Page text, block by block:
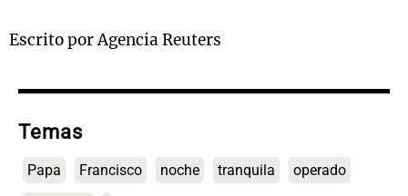
Escrito por Agencia Reuters
Temas
Papa Francisco noche tranquila operado